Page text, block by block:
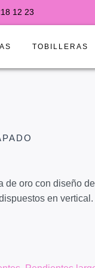
12 23
TOBILLERAS
de oro con diseño
en